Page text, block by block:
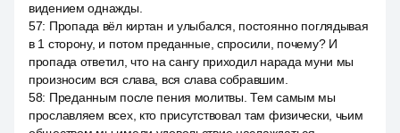
видением однажды.
57: Пропада вёл киртан и улыбался, постоянно поглядывая
в 1 сторону, и потом преданные, спросили, почему? И
пропада ответил, что на сангу приходил нарада муни мы
произносим вся слава, вся слава собравшим.
58: Преданным после пения молитвы. Тем самым мы
прославляем всех, кто присутствовал там физически, чьим